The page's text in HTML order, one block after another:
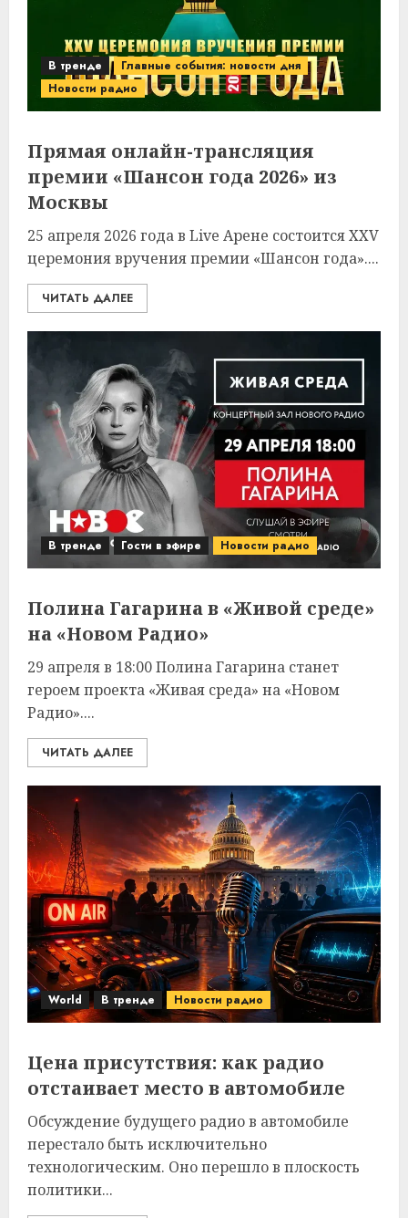
В тренде
Главные события: новости дня
Новости радио
Прямая онлайн-трансляция
премии «Шансон года 2026» из
Москвы
25 апреля 2026 года в Live Арене состоится XXV
церемония вручения премии «Шансон года»....
ЧИТАТЬ ДАЛЕЕ
В тренде Гости в эфире Новости радио
Полина Гагарина в «Живой среде»
на «Новом Радио»
29 апреля в 18:00 Полина Гагарина станет
героем проекта «Живая среда» на «Новом
Радио»....
ЧИТАТЬ ДАЛЕЕ
World В тренде Новости радио
Цена присутствия: как радио
отстаивает место в автомобиле
Обсуждение будущего радио в автомобиле
перестало быть исключительно
технологическим. Оно перешло в плоскость
политики...